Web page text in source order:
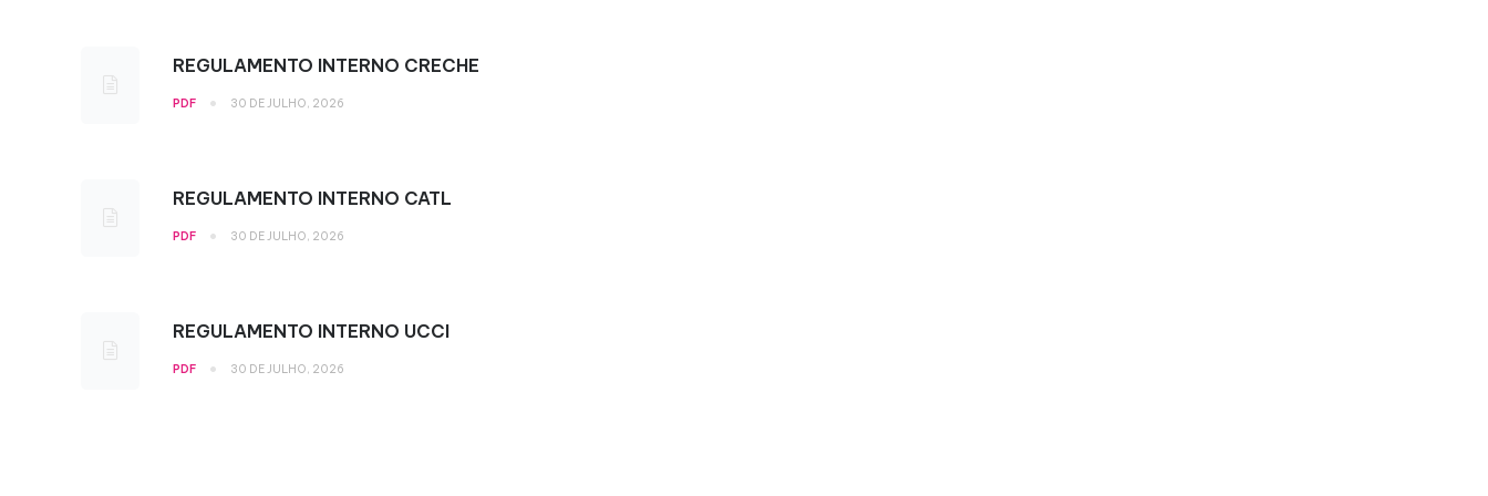
REGULAMENTO INTERNO CRECHE
PDF • 30 DE JULHO, 2026
REGULAMENTO INTERNO CATL
PDF • 30 DE JULHO, 2026
REGULAMENTO INTERNO UCCI
PDF • 30 DE JULHO, 2026